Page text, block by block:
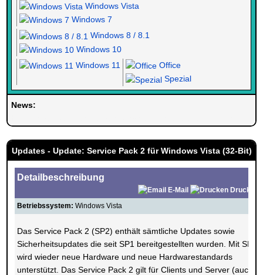
Windows Vista
Windows 7
Windows 8 / 8.1
Windows 10
Windows 11
Office
Spezial
News:
Updates - Update: Service Pack 2 für Windows Vista (32-Bit)
Detailbeschreibung
E-Mail
Drucken
Betriebssystem: Windows Vista
Das Service Pack 2 (SP2) enthält sämtliche Updates sowie
Sicherheitsupdates die seit SP1 bereitgestellten wurden. Mit SP2
wird wieder neue Hardware und neue Hardwarestandards
unterstützt. Das Service Pack 2 gilt für Clients und Server (auch